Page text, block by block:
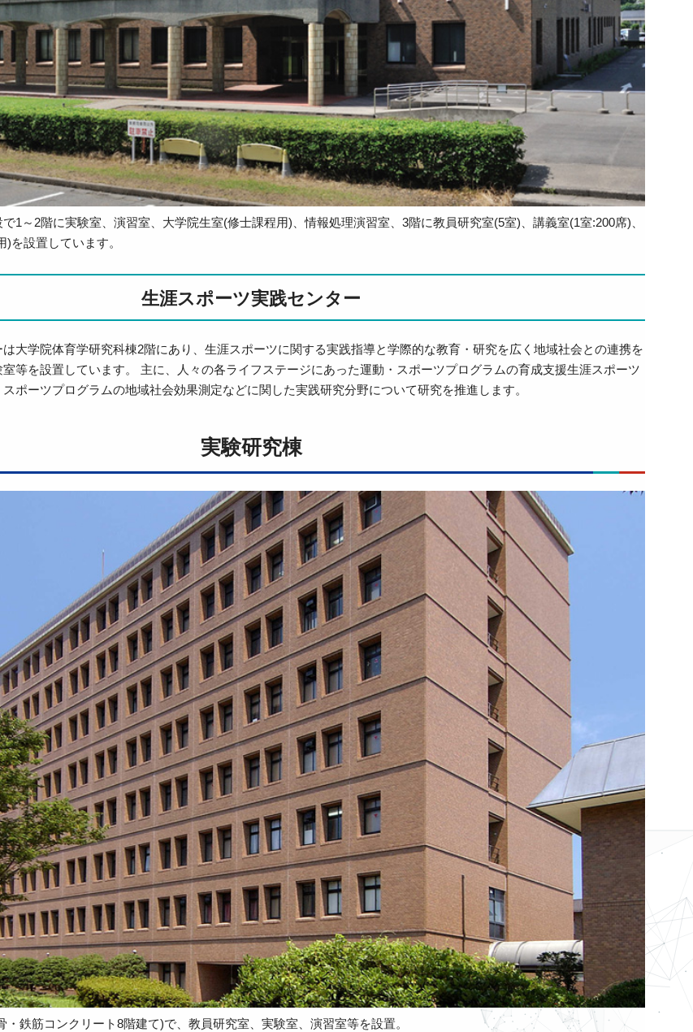
1～2階に実験室、演習室、大学院生室(修士課程用)、情報処理演習室、3階に教員研究室(5室)、講義室(1室:200席)、
を設置しています。
生涯スポーツ実践センター
大学院体育学研究科棟2階にあり、生涯スポーツに関する実践指導と学際的な教育・研究を広く地域社会との連携を
等を設置しています。 主に、人々の各ライフステージにあった運動・スポーツプログラムの育成支援生涯スポーツ
ポーツプログラムの地域社会効果測定などに関した実践研究分野について研究を推進します。
実験研究棟
鉄筋コンクリート8階建て)で、教員研究室、実験室、演習室等を設置。